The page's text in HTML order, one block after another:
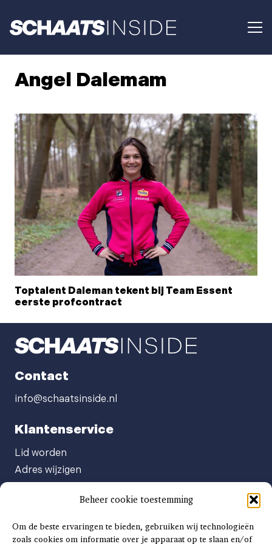
Beheer cookie toestemming
Om de beste ervaringen te bieden, gebruiken wij technologieën
zoals cookies om informatie over je apparaat op te slaan en/of
Angel Dalemam
Toptalent Daleman tekent bij Team Essent
eerste profcontract
Contact
info@schaatsinside.nl
Klantenservice
Lid worden
Adres wijzigen
Abonnement opzeggen
Afgeven automatische incasso
Factuur betalen